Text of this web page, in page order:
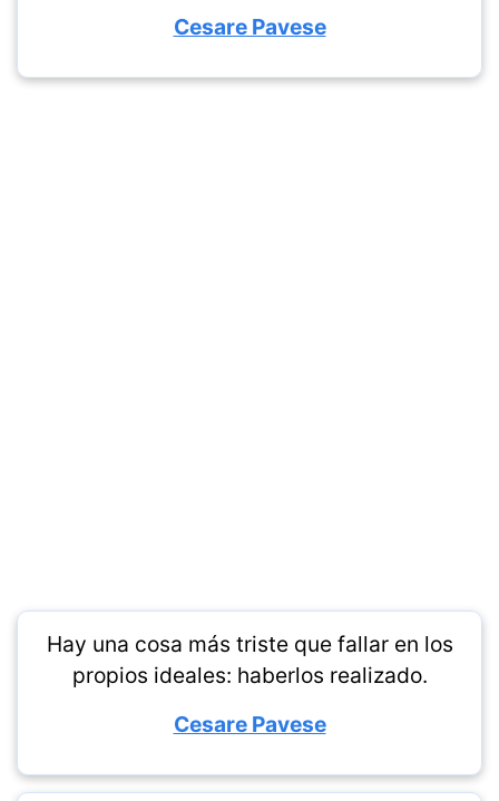
Cesare Pavese
Hay una cosa más triste que fallar en los
propios ideales: haberlos realizado.
Cesare Pavese